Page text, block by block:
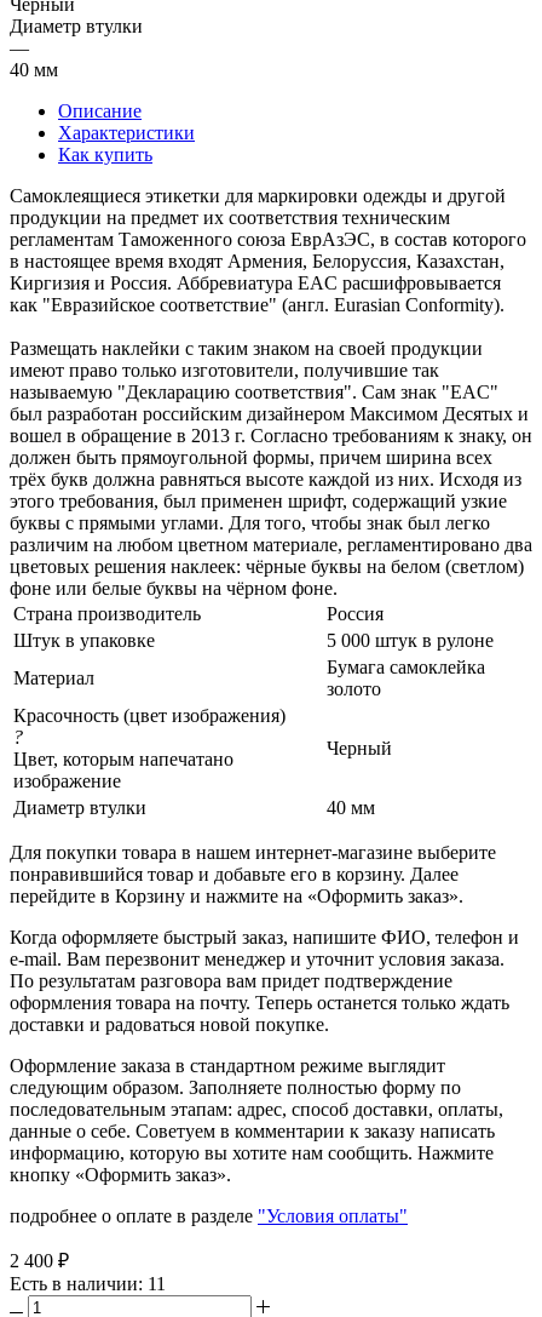
Диаметр втулки
—
40 мм
Описание
Характеристики
Как купить
Самоклеящиеся этикетки для маркировки одежды и другой
продукции на предмет их соответствия техническим
регламентам Таможенного союза ЕврАзЭС, в состав которого
в настоящее время входят Армения, Белоруссия, Казахстан,
Киргизия и Россия. Аббревиатура EAC расшифровывается
как "Евразийское соответствие" (англ. Eurasian Conformity).
Размещать наклейки с таким знаком на своей продукции
имеют право только изготовители, получившие так
называемую "Декларацию соответствия". Сам знак "EAC"
был разработан российским дизайнером Максимом Десятых и
вошел в обращение в 2013 г. Согласно требованиям к знаку, он
должен быть прямоугольной формы, причем ширина всех
трёх букв должна равняться высоте каждой из них. Исходя из
этого требования, был применен шрифт, содержащий узкие
буквы с прямыми углами. Для того, чтобы знак был легко
различим на любом цветном материале, регламентировано два
цветовых решения наклеек: чёрные буквы на белом (светлом)
фоне или белые буквы на чёрном фоне.
Страна производитель
Россия
Штук в упаковке
5 000 штук в рулоне
Материал
Бумага самоклейка
золото
Красочность (цвет изображения)
?
Цвет, которым напечатано
изображение
Черный
Диаметр втулки 40 мм
Для покупки товара в нашем интернет-магазине выберите
понравившийся товар и добавьте его в корзину. Далее
перейдите в Корзину и нажмите на «Оформить заказ».
Когда оформляете быстрый заказ, напишите ФИО, телефон и
e-mail. Вам перезвонит менеджер и уточнит условия заказа.
По результатам разговора вам придет подтверждение
оформления товара на почту. Теперь останется только ждать
доставки и радоваться новой покупке.
Оформление заказа в стандартном режиме выглядит
следующим образом. Заполняете полностью форму по
последовательным этапам: адрес, способ доставки, оплаты,
данные о себе. Советуем в комментарии к заказу написать
информацию, которую вы хотите нам сообщить. Нажмите
кнопку «Оформить заказ».
подробнее о оплате в разделе "Условия оплаты"
2 400 ₽
Есть в наличии: 11